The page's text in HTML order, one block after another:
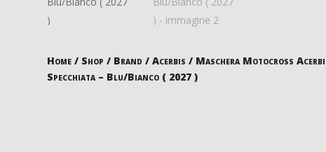
Home / Shop / Brand /Acerbis / Maschera Motocross
Specchiata – Blu/Bianco ( 2027 )